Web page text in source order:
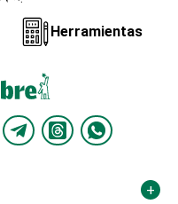
Herramientas